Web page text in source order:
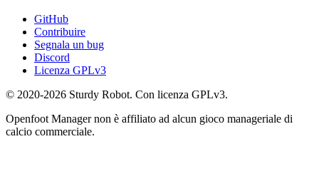
GitHub
Contribuire
Segnala un bug
Discord
Licenza GPLv3
© 2020-2026 Sturdy Robot. Con licenza GPLv3.
Openfoot Manager non è affiliato ad alcun gioco manageriale di
calcio commerciale.